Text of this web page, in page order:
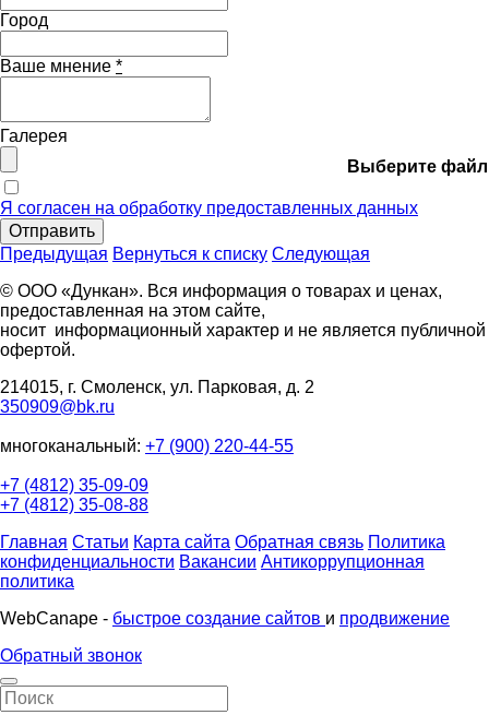
Город
Ваше мнение *
Галерея
Выберите файл
Я согласен на обработку предоставленных данных
Отправить
Предыдущая Вернуться к списку Следующая
© ООО «Дункан». Вся информация о товарах и ценах,
предоставленная на этом сайте,
носит информационный характер и не является публичной
офертой.
214015, г. Смоленск, ул. Парковая, д. 2
350909@bk.ru
многоканальный: +7 (900) 220-44-55
+7 (4812) 35-09-09
+7 (4812) 35-08-88
Главная Статьи Карта сайта Обратная связь Политика
конфиденциальности Вакансии Антикоррупционная
политика
WebCanape - быстрое создание сайтов и продвижение
Обратный звонок